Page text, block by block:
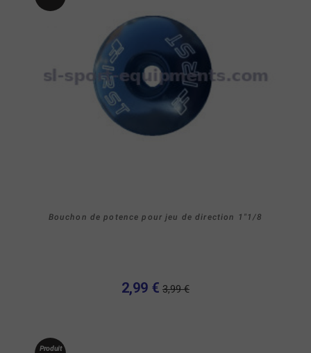
Bouchon de potence pour jeu de direction 1"1/8
2,99 € 3,99 €
Produit